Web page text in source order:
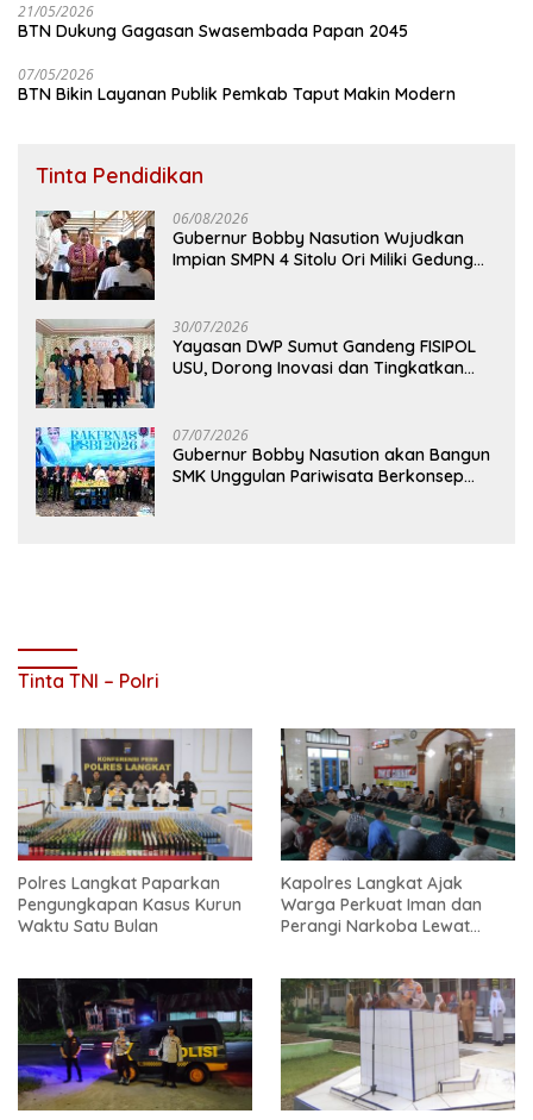
21/05/2026
BTN Dukung Gagasan Swasembada Papan 2045
07/05/2026
BTN Bikin Layanan Publik Pemkab Taput Makin Modern
Tinta Pendidikan
06/08/2026
Gubernur Bobby Nasution Wujudkan
Impian SMPN 4 Sitolu Ori Miliki Gedung
30/07/2026
Yayasan DWP Sumut Gandeng FISIPOL
USU, Dorong Inovasi dan Tingkatkan
07/07/2026
Gubernur Bobby Nasution akan Bangun
SMK Unggulan Pariwisata Berkonsep
Tinta TNI – Polri
Polres Langkat Paparkan
Pengungkapan Kasus Kurun
Waktu Satu Bulan
Kapolres Langkat Ajak
Warga Perkuat Iman dan
Perangi Narkoba Lewat